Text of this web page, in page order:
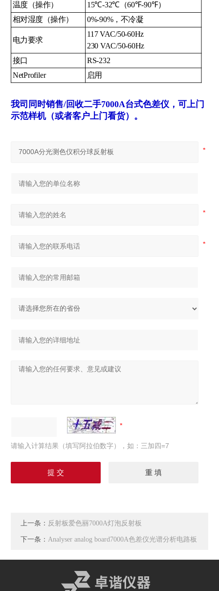
温度（操作）
15℃-32℃（60℉-90℉）
相对湿度（操作）
0%-90%，不冷凝
电力要求
117 VAC/50-60Hz
230 VAC/50-60Hz
接口
RS-232
NetProfiler
启用
我司同时销售/回收二手7000A台式色差仪，可上门
示范样机（或者客户上门看货）。
请输入计算结果（填写阿拉伯数字），如：三加四=7
上一条： 反射板爱色丽7000A灯泡反射板
下一条： Analyser analog board7000A色差仪光谱分析电路板